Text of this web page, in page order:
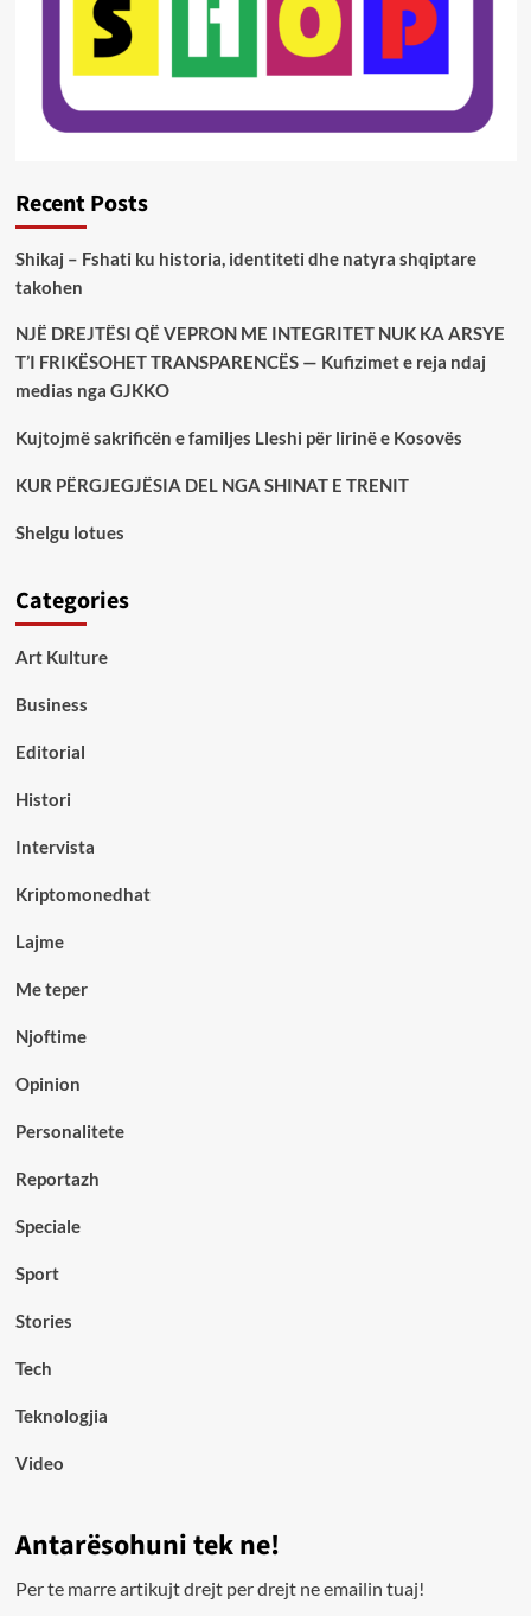
Recent Posts
Shikaj – Fshati ku historia, identiteti dhe natyra shqiptare
takohen
NJË DREJTËSI QË VEPRON ME INTEGRITET NUK KA ARSYE
T’I FRIKËSOHET TRANSPARENCËS — Kufizimet e reja ndaj
medias nga GJKKO
Kujtojmë sakrificën e familjes Lleshi për lirinë e Kosovës
KUR PËRGJEGJËSIA DEL NGA SHINAT E TRENIT
Shelgu lotues
Categories
Art Kulture
Business
Editorial
Histori
Intervista
Kriptomonedhat
Lajme
Me teper
Njoftime
Opinion
Personalitete
Reportazh
Speciale
Sport
Stories
Tech
Teknologjia
Video
Antarësohuni tek ne!
Per te marre artikujt drejt per drejt ne emailin tuaj!